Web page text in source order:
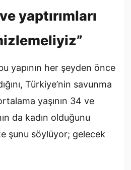
yaptırımları
yapının her şeyden önce
Türkiye’nin savunma
yaşının 34 ve
da kadın olduğunu
şunu söylüyor; gelecek